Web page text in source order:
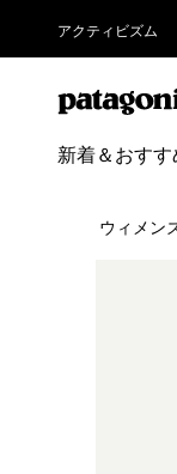
アクティビズム
新着＆おすす
ウィメン